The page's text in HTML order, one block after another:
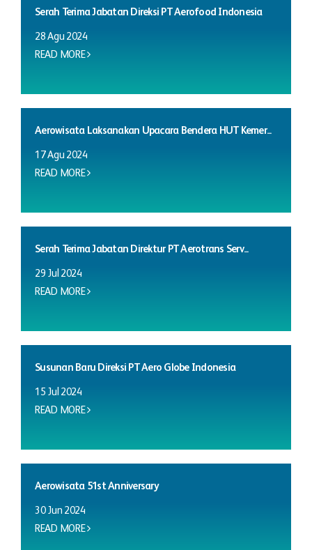
Serah Terima Jabatan Direksi PT Aerofood Indonesia
28 Agu 2024
READ MORE
Aerowisata Laksanakan Upacara Bendera HUT Kemer...
17 Agu 2024
READ MORE
Serah Terima Jabatan Direktur PT Aerotrans Serv...
29 Jul 2024
READ MORE
Susunan Baru Direksi PT Aero Globe Indonesia
15 Jul 2024
READ MORE
Aerowisata 51st Anniversary
30 Jun 2024
READ MORE